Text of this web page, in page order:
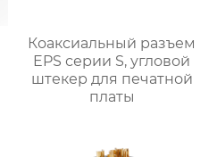
Коаксиальный разъем
EPS серии S, угловой
штекер для печатной
платы